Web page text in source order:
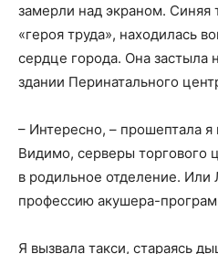
замерли над экраном. Синяя
«героя труда», находилась
сердце города. Она застыла
здании Перинатального
– Интересно, – прошептала я
Видимо, серверы торгового
в родильное отделение.
профессию акушера-
Я вызвала такси, стараясь